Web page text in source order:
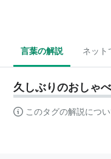
言葉の解説 ネット
久しぶりのおしゃ
このタグの解説につ